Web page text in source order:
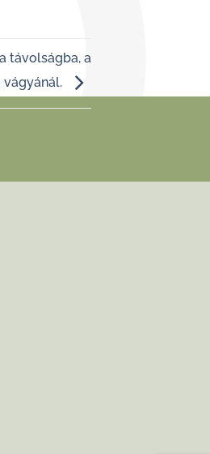
távolságba, a
vágyánál.